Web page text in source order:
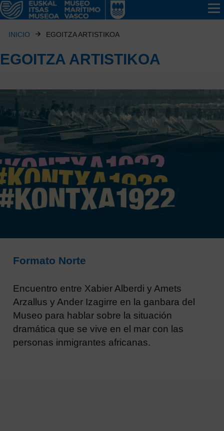
INICIO EGOITZA ARTISTIKOA
EGOITZA ARTISTIKOA
Formato Norte
Encuentro entre Xabier Alberdi y Amets
Arzallus y Ander Izagirre en la ganbara del
Museo para hablar sobre la situación
dramática que se vive en el mar con las
personas inmigrantes africanas.